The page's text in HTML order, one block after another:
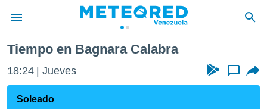
de
ha
Tiempo en Bagnara Calabra
18:24 Jueves ...
Soleado